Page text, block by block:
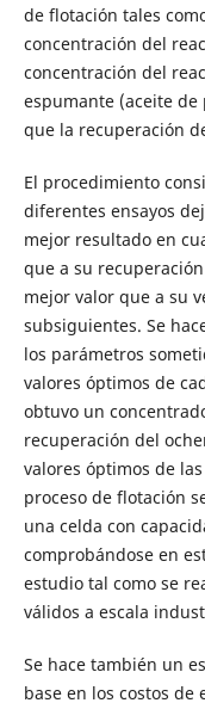
de flotación tales
concentración del
concentración del
espumante (aceite
que la recuperación
El procedimiento
diferentes ensayos
mejor resultado en
que a su
mejor valor que a su
subsiguientes. Se
los parámetros
valores óptimos de
obtuvo un
recuperación del
valores óptimos de
proceso de flotación
una celda con
comprobándose en
estudio tal como se
válidos a escala
Se hace también un
base en los costos de